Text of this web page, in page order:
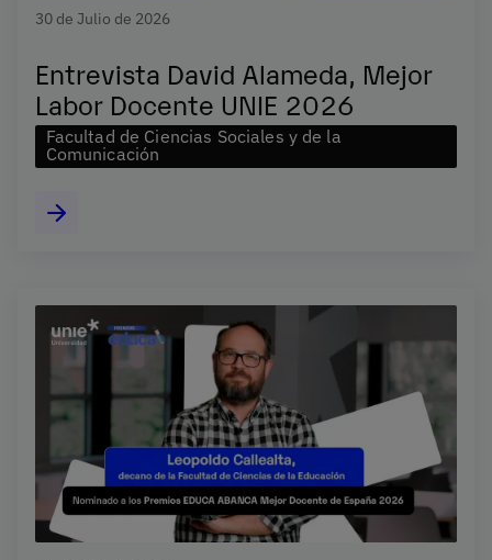
30 de Julio de 2026
Entrevista David Alameda, Mejor
Labor Docente UNIE 2026
Facultad de Ciencias Sociales y de la
Comunicación